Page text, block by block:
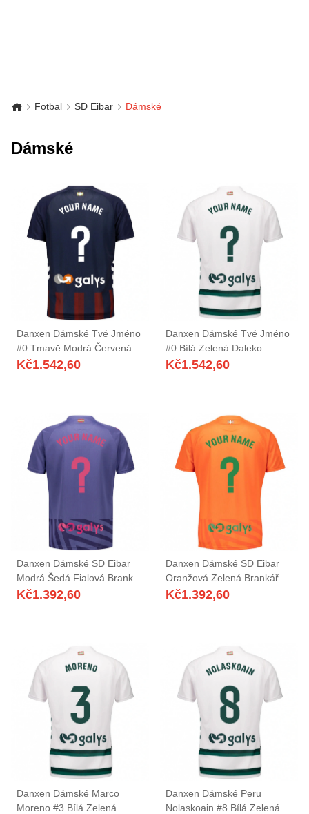
Fotbal SD Eibar Dámské
Dámské
Danxen Dámské Tvé Jméno
#0 Tmavě Modrá Červená
Domů Hráčské Dresy
Kč1.542,60
Danxen Dámské Tvé Jméno
#0 Bílá Zelená Daleko
Hráčské Dresy 2025/26 Dres
Kč1.542,60
Danxen Dámské SD Eibar
Modrá Šedá Fialová Brankář
Dresy 2025/26 Dres
Kč1.392,60
Danxen Dámské SD Eibar
Oranžová Zelená Brankář
Dresy 2025/26 Dres
Kč1.392,60
Danxen Dámské Marco
Moreno #3 Bílá Zelená
Danxen Dámské Peru
Nolaskoain #8 Bílá Zelená